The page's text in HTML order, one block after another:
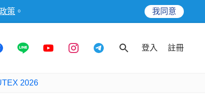
策 。 我同意
登入 註冊
2026